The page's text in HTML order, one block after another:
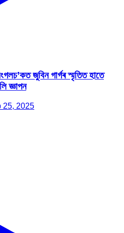
জুবিন গাৰ্গৰ স্মৃতিত হাতে
জ্ঞাপন
25, 2025